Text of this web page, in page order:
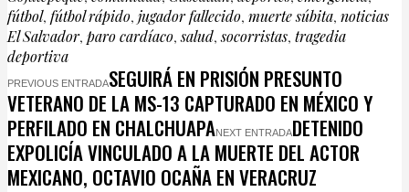
fútbol, fútbol rápido, jugador fallecido, muerte súbita, noticias
El Salvador, paro cardíaco,salud,socorristas, tragedia
deportiva
PREVIOUS ENTRADASEGUIRÁ EN PRISIÓN PRESUNTO
VETERANO DE LA MS-13 CAPTURADO EN MÉXICO Y
PERFILADO EN CHALCHUAPANEXT ENTRADADETENIDO
EXPOLICÍA VINCULADO A LA MUERTE DEL ACTOR
MEXICANO, OCTAVIO OCAÑA EN VERACRUZ